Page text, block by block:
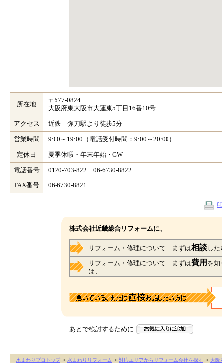
所在地
〒577-0824
大阪府東大阪市大蓮東5丁目16番10号
アクセス 近鉄 弥刀駅より徒歩5分
営業時間 9:00～19:00（電話受付時間：9:00～20:00）
定休日 夏季休暇・年末年始・GW
電話番号 0120-703-822 06-6730-8822
FAX番号 06-6730-8821
株式会社近畿総合リフォームに、
リフォーム・修理について、まずは相談した
リフォーム・修理について、まずは費用 を知
は、
あとで検討するために
水まわりプロトップ > 水まわりリフォーム > 対応エリアからリフォーム会社を探す > 大阪